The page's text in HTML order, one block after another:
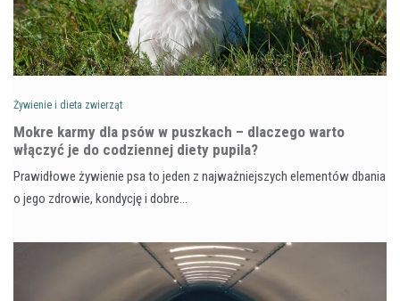
Żywienie i dieta zwierząt
Mokre karmy dla psów w puszkach – dlaczego warto
włączyć je do codziennej diety pupila?
Prawidłowe żywienie psa to jeden z najważniejszych elementów dbania
o jego zdrowie, kondycję i dobre…